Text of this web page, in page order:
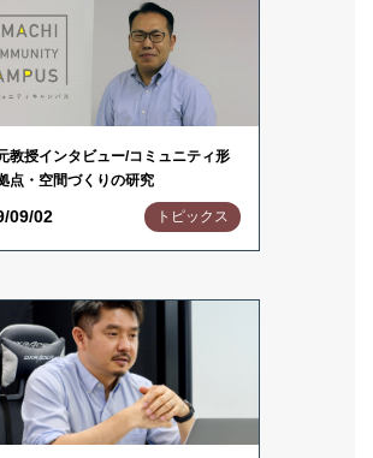
教授インタビュー/コミュニティ形
点・空間づくりの研究
09/02 トピックス